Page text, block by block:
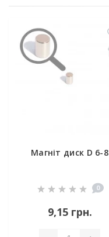
Магніт диск D 6-8
0
9,15 грн.